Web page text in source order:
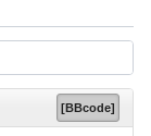
[BBcode]